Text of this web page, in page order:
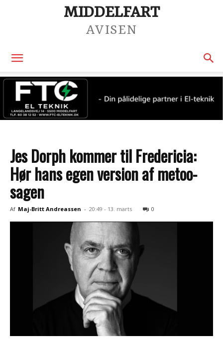
MIDDELFART
AVISEN
Jes Dorph kommer til Fredericia:
Hør hans egen version af metoo-
sagen
Af Maj-Britt Andreassen - 20:49 - 13. marts 0